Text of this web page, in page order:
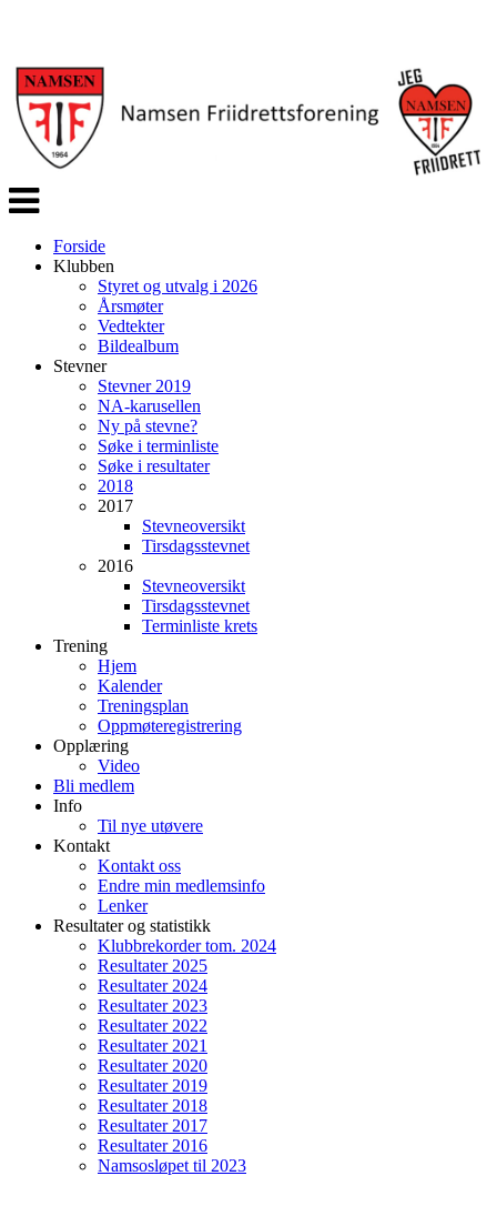
Veksle
navigasjon
Forside
Klubben
Styret og utvalg i 2026
Årsmøter
Vedtekter
Bildealbum
Stevner
Stevner 2019
NA-karusellen
Ny på stevne?
Søke i terminliste
Søke i resultater
2018
2017
Stevneoversikt
Tirsdagsstevnet
2016
Stevneoversikt
Tirsdagsstevnet
Terminliste krets
Trening
Hjem
Kalender
Treningsplan
Oppmøteregistrering
Opplæring
Video
Bli medlem
Info
Til nye utøvere
Kontakt
Kontakt oss
Endre min medlemsinfo
Lenker
Resultater og statistikk
Klubbrekorder tom. 2024
Resultater 2025
Resultater 2024
Resultater 2023
Resultater 2022
Resultater 2021
Resultater 2020
Resultater 2019
Resultater 2018
Resultater 2017
Resultater 2016
Namsosløpet til 2023